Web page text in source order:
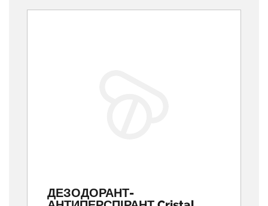
ДЕЗОДОРАНТ-